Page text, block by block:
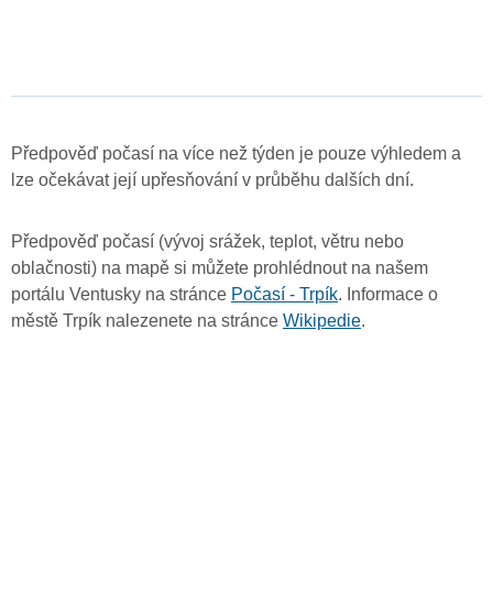
Předpověď počasí na více než týden je pouze výhledem a
lze očekávat její upřesňování v průběhu dalších dní.
Předpověď počasí (vývoj srážek, teplot, větru nebo
oblačnosti) na mapě si můžete prohlédnout na našem
portálu Ventusky na stránce Počasí - Trpík. Informace o
městě Trpík nalezenete na stránce Wikipedie.